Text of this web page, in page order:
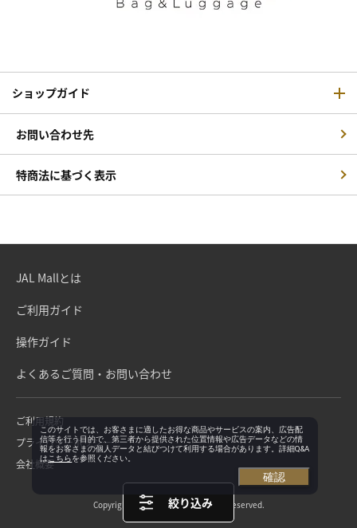
絞り込み
ショップガイド
お問い合わせ先
特商法に基づく表示
JAL Mallとは
ご利用ガイド
操作ガイド
よくあるご質問・お問い合わせ
ご利用規約
プライバシーポリシー
会社概要
Copyright©Japan Airlines. All rights reserved.
このサイトでは、お客さまに適したお得な商品やサービスの案内、広告配
信等を行う目的で、第三者から提供された位置情報や広告データなどの情
報をお客さまの個人データと結びつけて利用する場合があります。詳細Q&A
はこちらを参照ください。
確認